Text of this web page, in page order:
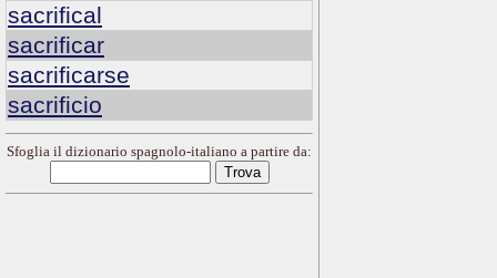
sacrifical
sacrificar
sacrificarse
sacrificio
Sfoglia il dizionario spagnolo-italiano a partire da: